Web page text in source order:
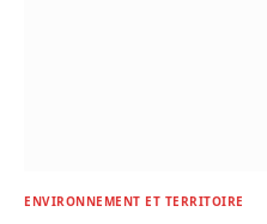
ENVIRONNEMENT ET TERRITOIRE